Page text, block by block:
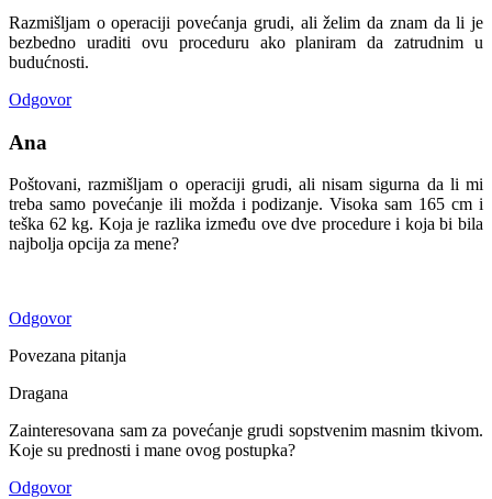
Razmišljam o operaciji povećanja grudi, ali želim da znam da li je
bezbedno uraditi ovu proceduru ako planiram da zatrudnim u
budućnosti.
Odgovor
Ana
Poštovani, razmišljam o operaciji grudi, ali nisam sigurna da li mi
treba samo povećanje ili možda i podizanje. Visoka sam 165 cm i
teška 62 kg. Koja je razlika između ove dve procedure i koja bi bila
najbolja opcija za mene?
Odgovor
Povezana pitanja
Dragana
Zainteresovana sam za povećanje grudi sopstvenim masnim tkivom.
Koje su prednosti i mane ovog postupka?
Odgovor